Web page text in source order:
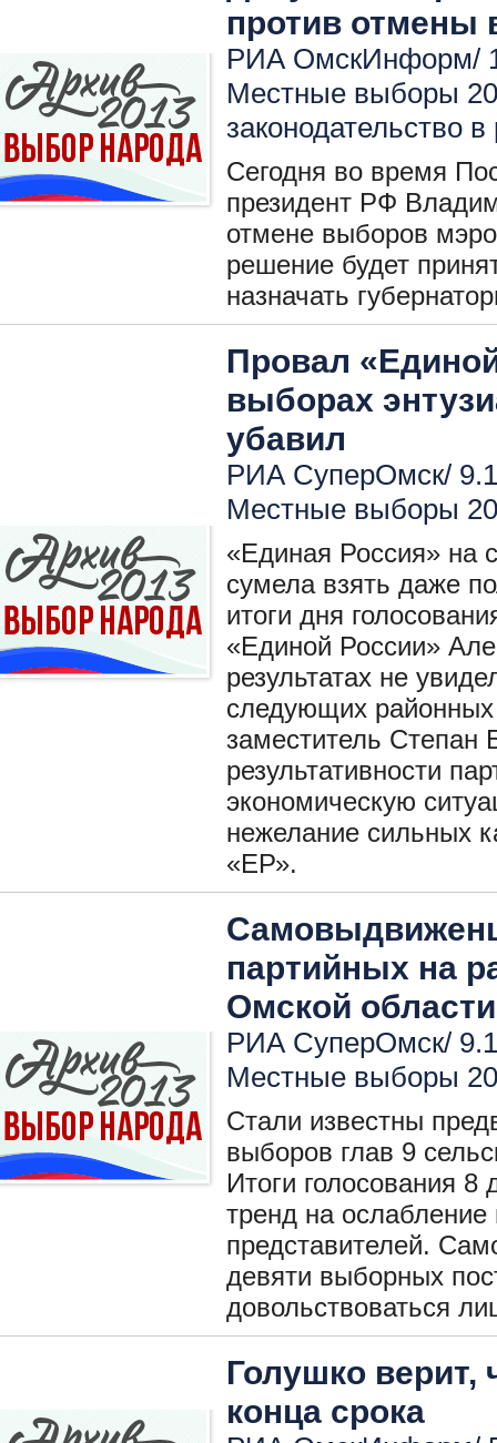
против отмены
РИА ОмскИнформ/
Местные выборы
законодательство в
Сегодня во время
президент РФ
отмене выборов
решение будет
назначать
Провал
выборах
убавил
РИА СуперОмск/
Местные выборы
«Единая Россия» на
сумела взять даже
итоги дня
«Единой России»
результатах не
следующих
заместитель Степан
результативности
экономическую
нежелание сильных
«ЕР».
партийных на
Омской области
РИА СуперОмск/
Местные выборы
Стали известны
выборов глав 9
Итоги голосования
тренд на
представителей.
девяти выборных
довольствоваться
Голушко верит,
конца срока